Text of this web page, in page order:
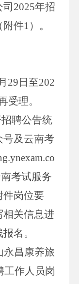
2025年招
附件1）。
29 日至202
受理。
聘公告统
及云南考
考试服务
件岗位要
关信息进
名。
永昌康养旅
工作人员岗